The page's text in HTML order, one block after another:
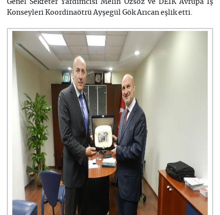
Genel Sekreter Yardımcısı Melih Özsöz ve DEİK Avrupa İş
Konseyleri Koordinaötrü Ayşegül Gök Arıcan eşlik etti.